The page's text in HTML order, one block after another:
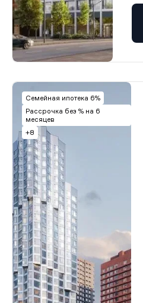
Семейная ипотека 6%
Рассрочка без % на 6
месяцев
+8